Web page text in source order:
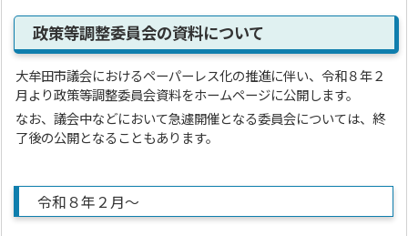
政策等調整委員会の資料について
大牟田市議会におけるペーパーレス化の推進に伴い、令和８年２
月より政策等調整委員会資料をホームページに公開します。
なお、議会中などにおいて急遽開催となる委員会については、終
了後の公開となることもあります。
令和８年２月～